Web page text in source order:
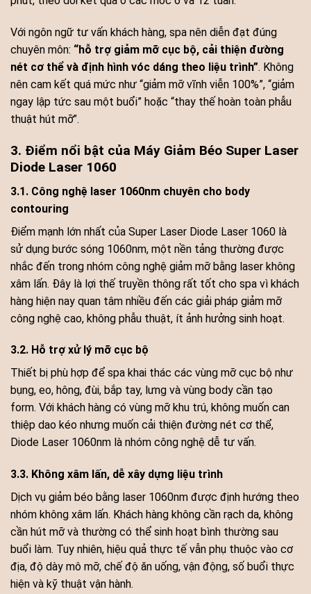
Với ngôn ngữ tư vấn khách hàng, spa nên diễn đạt đúng
chuyên môn: “hỗ trợ giảm mỡ cục bộ, cải thiện đường
nét cơ thể và định hình vóc dáng theo liệu trình”. Không
nên cam kết quá mức như “giảm mỡ vĩnh viễn 100%”, “giảm
ngay lập tức sau một buổi” hoặc “thay thế hoàn toàn phẫu
thuật hút mỡ”.
3. Điểm nổi bật của Máy Giảm Béo Super Laser
Diode Laser 1060
3.1. Công nghệ laser 1060nm chuyên cho body
contouring
Điểm mạnh lớn nhất của Super Laser Diode Laser 1060 là
sử dụng bước sóng 1060nm, một nền tảng thường được
nhắc đến trong nhóm công nghệ giảm mỡ bằng laser không
xâm lấn. Đây là lợi thế truyền thông rất tốt cho spa vì khách
hàng hiện nay quan tâm nhiều đến các giải pháp giảm mỡ
công nghệ cao, không phẫu thuật, ít ảnh hưởng sinh hoạt.
3.2. Hỗ trợ xử lý mỡ cục bộ
Thiết bị phù hợp để spa khai thác các vùng mỡ cục bộ như
bụng, eo, hông, đùi, bắp tay, lưng và vùng body cần tạo
form. Với khách hàng có vùng mỡ khu trú, không muốn can
thiệp dao kéo nhưng muốn cải thiện đường nét cơ thể,
Diode Laser 1060nm là nhóm công nghệ dễ tư vấn.
3.3. Không xâm lấn, dễ xây dựng liệu trình
Dịch vụ giảm béo bằng laser 1060nm được định hướng theo
nhóm không xâm lấn. Khách hàng không cần rạch da, không
cần hút mỡ và thường có thể sinh hoạt bình thường sau
buổi làm. Tuy nhiên, hiệu quả thực tế vẫn phụ thuộc vào cơ
địa, độ dày mô mỡ, chế độ ăn uống, vận động, số buổi thực
hiện và kỹ thuật vận hành.